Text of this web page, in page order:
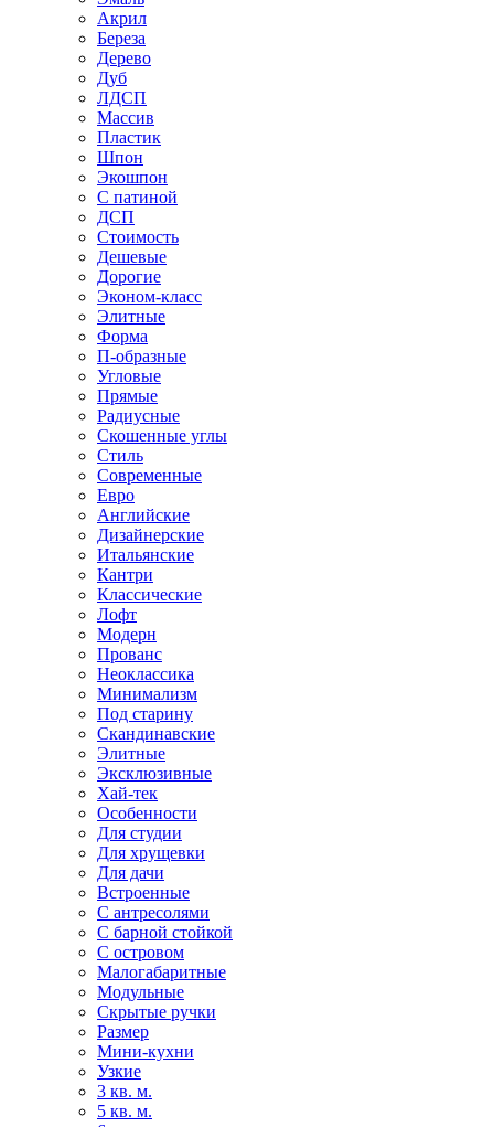
Акрил
Береза
Дерево
Дуб
ЛДСП
Массив
Пластик
Шпон
Экошпон
С патиной
ДСП
Стоимость
Дешевые
Дорогие
Эконом-класс
Элитные
Форма
П-образные
Угловые
Прямые
Радиусные
Скошенные углы
Стиль
Современные
Евро
Английские
Дизайнерские
Итальянские
Кантри
Классические
Лофт
Модерн
Прованс
Неоклассика
Минимализм
Под старину
Скандинавские
Элитные
Эксклюзивные
Хай-тек
Особенности
Для студии
Для хрущевки
Для дачи
Встроенные
С антресолями
С барной стойкой
С островом
Малогабаритные
Модульные
Скрытые ручки
Размер
Мини-кухни
Узкие
3 кв. м.
5 кв. м.